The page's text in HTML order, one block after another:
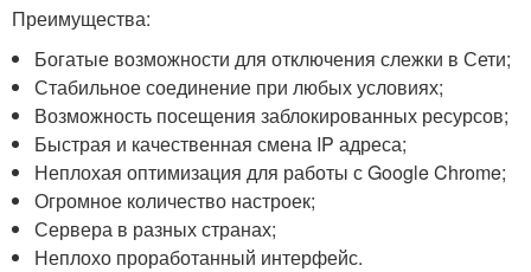
Преимущества:
Богатые возможности для отключения слежки в Сети;
Стабильное соединение при любых условиях;
Возможность посещения заблокированных ресурсов;
Быстрая и качественная смена IP адреса;
Неплохая оптимизация для работы с Google Chrome;
Огромное количество настроек;
Сервера в разных странах;
Неплохо проработанный интерфейс.